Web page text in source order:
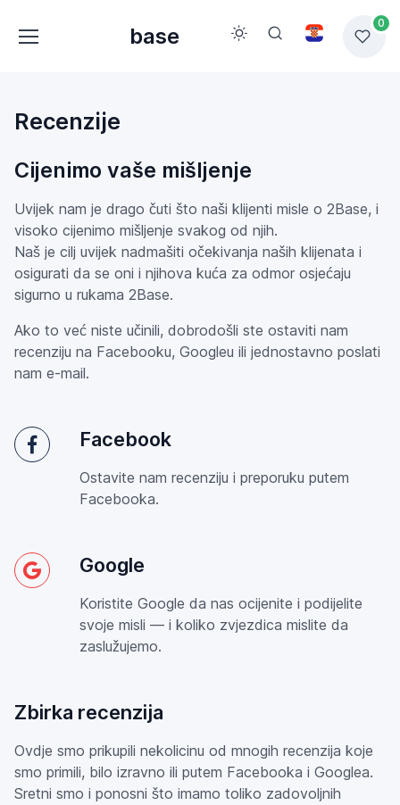
base
0
Recenzije
Cijenimo vaše mišljenje
Uvijek nam je drago čuti što naši klijenti misle o 2Base, i
visoko cijenimo mišljenje svakog od njih.
Naš je cilj uvijek nadmašiti očekivanja naših klijenata i
osigurati da se oni i njihova kuća za odmor osjećaju
sigurno u rukama 2Base.
Ako to već niste učinili, dobrodošli ste ostaviti nam
recenziju na Facebooku, Googleu ili jednostavno poslati
nam e-mail.
Facebook
Ostavite nam recenziju i preporuku putem
Facebooka.
Google
Koristite Google da nas ocijenite i podijelite
svoje misli — i koliko zvjezdica mislite da
zaslužujemo.
Zbirka recenzija
Ovdje smo prikupili nekolicinu od mnogih recenzija koje
smo primili, bilo izravno ili putem Facebooka i Googlea.
Sretni smo i ponosni što imamo toliko zadovoljnih